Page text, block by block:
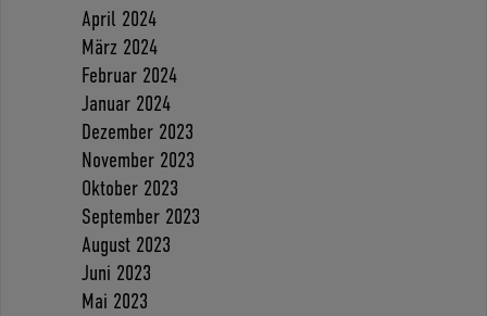
April 2024
März 2024
Februar 2024
Januar 2024
Dezember 2023
November 2023
Oktober 2023
September 2023
August 2023
Juni 2023
Mai 2023